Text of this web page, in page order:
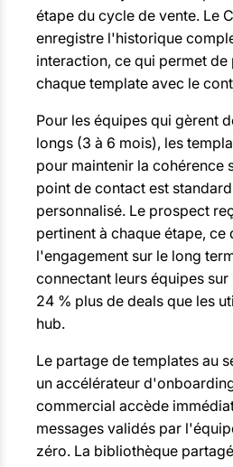
étape du cycle de vente. Le
enregistre l'historique
interaction, ce qui permet de
chaque template avec le
Pour les équipes qui gèrent
longs (3 à 6 mois), les
pour maintenir la cohérence
point de contact est
personnalisé. Le prospect
pertinent à chaque étape, ce
l'engagement sur le long
connectant leurs équipes
24 % plus de deals que les
hub.
Le partage de templates au
un accélérateur
commercial accède
messages validés par
zéro. La bibliothèque